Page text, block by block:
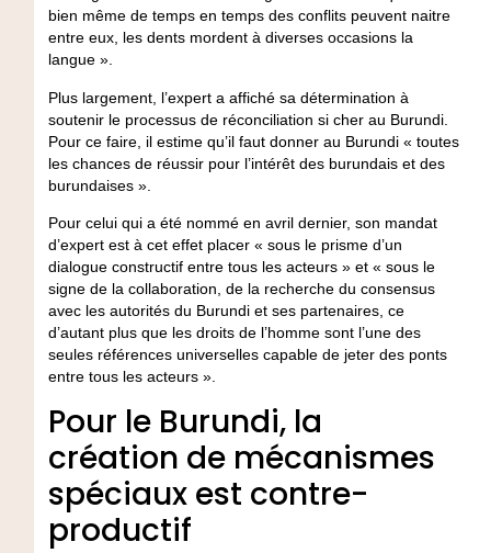
bien même de temps en temps des conflits peuvent naitre
entre eux, les dents mordent à diverses occasions la
langue ».
Plus largement, l’expert a affiché sa détermination à
soutenir le processus de réconciliation si cher au Burundi.
Pour ce faire, il estime qu’il faut donner au Burundi « toutes
les chances de réussir pour l’intérêt des burundais et des
burundaises ».
Pour celui qui a été nommé en avril dernier, son mandat
d’expert est à cet effet placer « sous le prisme d’un
dialogue constructif entre tous les acteurs » et « sous le
signe de la collaboration, de la recherche du consensus
avec les autorités du Burundi et ses partenaires, ce
d’autant plus que les droits de l’homme sont l’une des
seules références universelles capable de jeter des ponts
entre tous les acteurs ».
Pour le Burundi, la
création de mécanismes
spéciaux est contre-
productif